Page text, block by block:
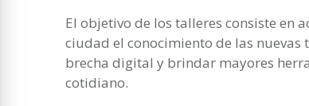
El objetivo de los talleres consiste en
ciudad el conocimiento de las nuevas
brecha digital y brindar mayores
cotidiano.